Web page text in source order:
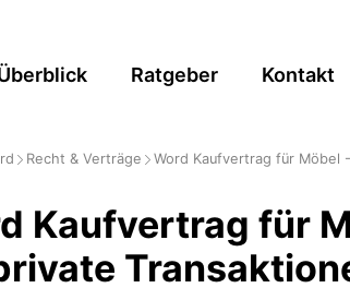
Ratgeber Kontakt
Recht & Verträge Word Kaufvertrag für Möbel
Kaufvertrag für